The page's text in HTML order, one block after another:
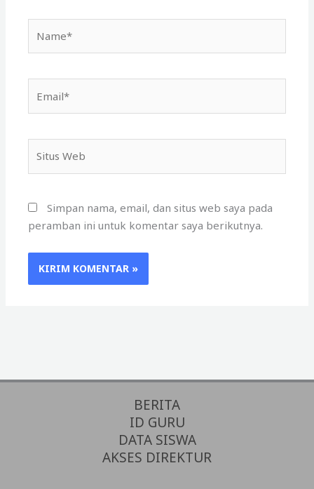
Web
Simpan nama, email, dan situs web saya pada
peramban ini untuk komentar saya berikutnya.
BERITA
ID GURU
DATA SISWA
AKSES DIREKTUR